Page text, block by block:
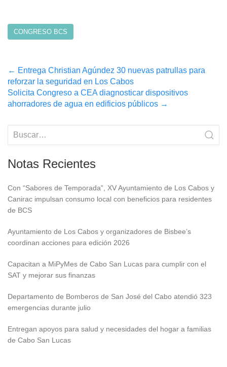
CONGRESO BCS
Post
navigation
← Entrega Christian Agúndez 30 nuevas patrullas para
reforzar la seguridad en Los Cabos
Solicita Congreso a CEA diagnosticar dispositivos
ahorradores de agua en edificios públicos →
Notas Recientes
Con “Sabores de Temporada”, XV Ayuntamiento de Los Cabos y
Canirac impulsan consumo local con beneficios para residentes
de BCS
Ayuntamiento de Los Cabos y organizadores de Bisbee’s
coordinan acciones para edición 2026
Capacitan a MiPyMes de Cabo San Lucas para cumplir con el
SAT y mejorar sus finanzas
Departamento de Bomberos de San José del Cabo atendió 323
emergencias durante julio
Entregan apoyos para salud y necesidades del hogar a familias
de Cabo San Lucas